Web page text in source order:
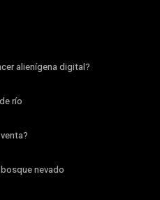
alienígena digital?
río
nevado